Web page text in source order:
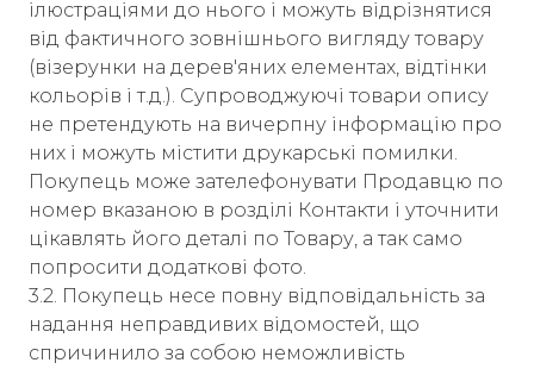
ілюстраціями до нього і можуть відрізнятися
від фактичного зовнішнього вигляду товару
(візерунки на дерев'яних елементах, відтінки
кольорів і т.д.). Супроводжуючі товари опису
не претендують на вичерпну інформацію про
них і можуть містити друкарські помилки.
Покупець може зателефонувати Продавцю по
номер вказаною в розділі Контакти і уточнити
цікавлять його деталі по Товару, а так само
попросити додаткові фото.
3.2. Покупець несе повну відповідальність за
надання неправдивих відомостей, що
спричинило за собою неможливість